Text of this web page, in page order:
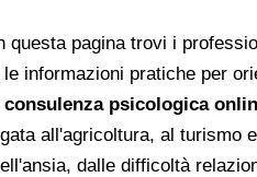
questa pagina trovi i
informazioni pratiche per
consulenza psicologica
all'agricoltura, al
dalle difficoltà